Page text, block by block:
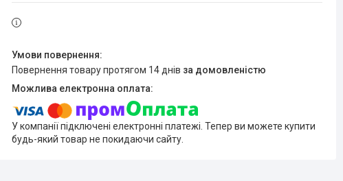
повернення товару протягом 14 днів за домовленістю
У компанії підключені електронні платежі. Тепер ви можете купити
будь-який товар не покидаючи сайту.